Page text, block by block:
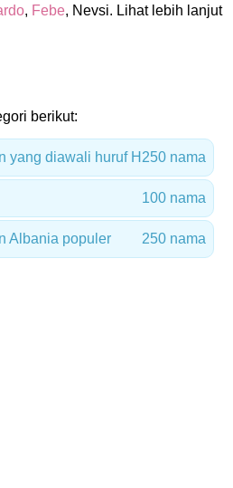
, Febe, Nevsi. Lihat lebih lanjut
berikut:
yang diawali huruf H 250 nama
100 nama
Albania populer 250 nama